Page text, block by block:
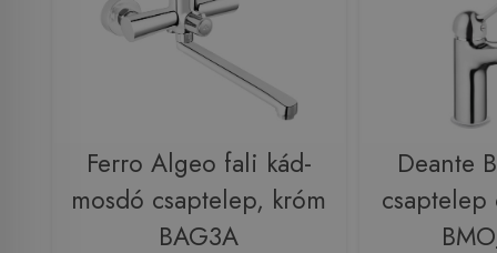
Ferro Algeo fali kád-
mosdó csaptelep, króm
BAG3A
Deante